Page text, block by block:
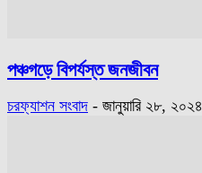
পঞ্চগড়ে বিপর্যস্ত জনজীবন
চরফ্যাশন সংবাদ - জানুয়ারি ২৮, ২০২৪